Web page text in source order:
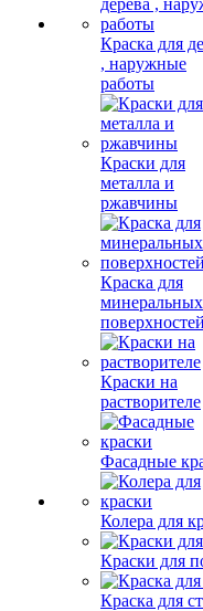
Краска для
, наружные
работы
Краски для
металла и
ржавчины
Краска для
минеральных
поверхностей
Краски на
растворителе
Фасадные
Колера для
Краски для
Краска для